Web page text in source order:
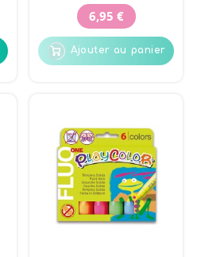
6,95 €
Ajouter au panier